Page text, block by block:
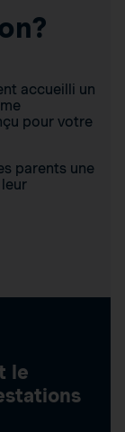
accueilli un
pour votre
parents une
le